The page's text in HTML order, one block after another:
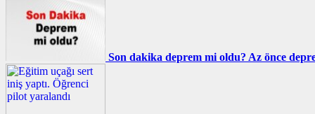
Son dakika deprem mi oldu? Az önce